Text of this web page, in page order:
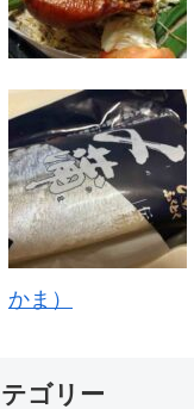
かま）
ゴリー